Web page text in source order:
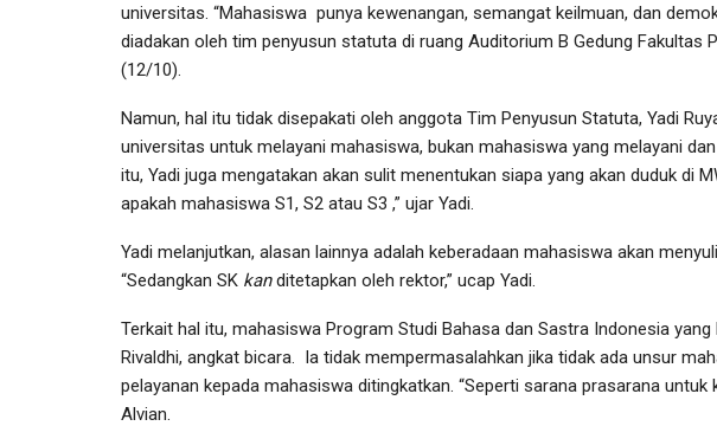
universitas. “Mahasiswa punya kewenangan, semangat keilmuan, dan
diadakan oleh tim penyusun statuta di ruang Auditorium B Gedung Fakultas
(12/10).
Namun, hal itu tidak disepakati oleh anggota Tim Penyusun Statuta, Yadi
universitas untuk melayani mahasiswa, bukan mahasiswa yang melayani
itu, Yadi juga mengatakan akan sulit menentukan siapa yang akan duduk di
apakah mahasiswa S1, S2 atau S3 ,” ujar Yadi.
Yadi melanjutkan, alasan lainnya adalah keberadaan mahasiswa akan
“Sedangkan SK kanditetapkan oleh rektor,” ucap Yadi.
Terkait hal itu, mahasiswa Program Studi Bahasa dan Sastra Indonesia
Rivaldhi, angkat bicara. Ia tidak mempermasalahkan jika tidak ada unsur
pelayanan kepada mahasiswa ditingkatkan. “Seperti sarana prasarana untuk
Alvian.